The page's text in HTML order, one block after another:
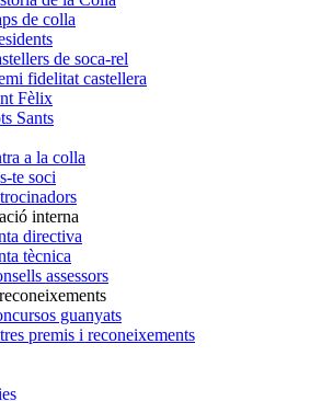
de colla
de soca-rel
fidelitat castellera
Fèlix
Sants
a la colla
te soci
interna
directiva
tècnica
assessors
guanyats
premis i reconeixements